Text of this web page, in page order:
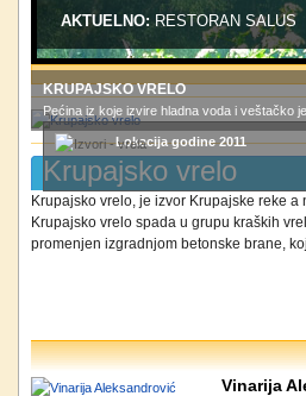
AKTUELNO:RESTORAN SALUS
Lokacija godine 2011
KRUPAJSKO VRELO
Pećina iz koje izvire hladna voda i veštačko
Krupajsko vrelo
Krupajsko vrelo, je izvor Krupajske reke
Krupajsko vrelo spada u grupu kraških
promenjen izgradnjom betonske brane,
Vinarija